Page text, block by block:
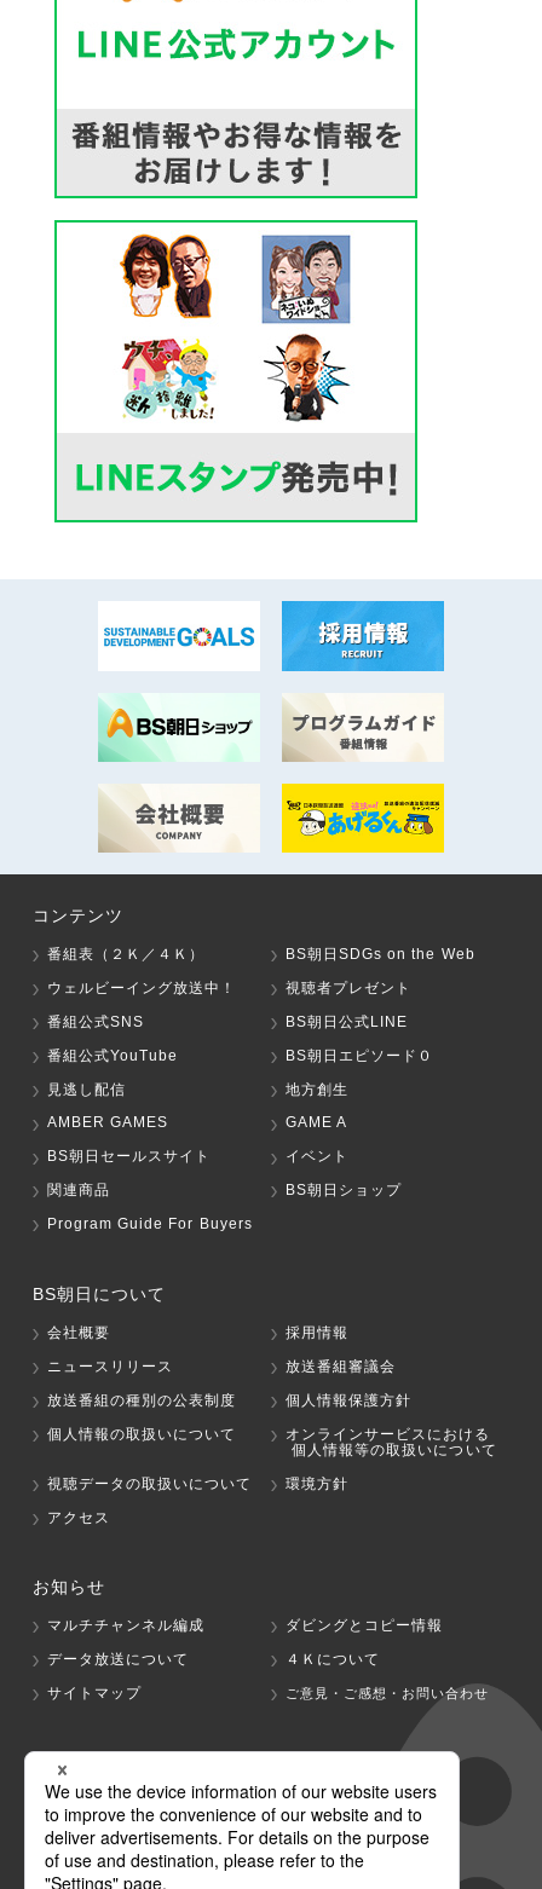
コンテンツ
番組表（２Ｋ／４Ｋ）
BS朝日SDGs on the Web
ウェルビーイング放送中！
視聴者プレゼント
番組公式SNS
BS朝日公式LINE
番組公式YouTube
BS朝日エピソード０
見逃し配信
地方創生
AMBER GAMES
GAME A
BS朝日セールスサイト
イベント
関連商品
BS朝日ショップ
Program Guide For Buyers
BS朝日について
会社概要
採用情報
ニュースリリース
放送番組審議会
放送番組の種別の公表制度
個人情報保護方針
個人情報の取扱いについて
オンラインサービスにおける
個人情報等の取扱いについて
視聴データの取扱いについて
環境方針
アクセス
お知らせ
マルチチャンネル編成
ダビングとコピー情報
データ放送について
４Ｋについて
サイトマップ
ご意見・ご感想・お問い合わせ
グループ会社
テレビ朝日 テレ朝チャンネル